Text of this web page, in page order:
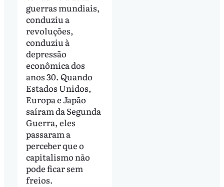
guerras mundiais,
conduziu a
revoluções,
conduziu à
depressão
econômica dos
anos 30. Quando
Estados Unidos,
Europa e Japão
saíram da Segunda
Guerra, eles
passaram a
perceber que o
capitalismo não
pode ficar sem
freios.